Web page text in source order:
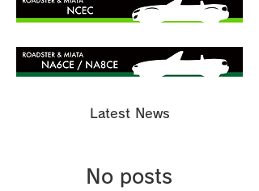
Latest News
No posts